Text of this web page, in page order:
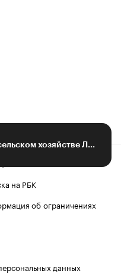
Игорь Кремнев: «Работать в сельском хозяйстве Липецкой области почетно»
на РБК
об ограничениях
данных